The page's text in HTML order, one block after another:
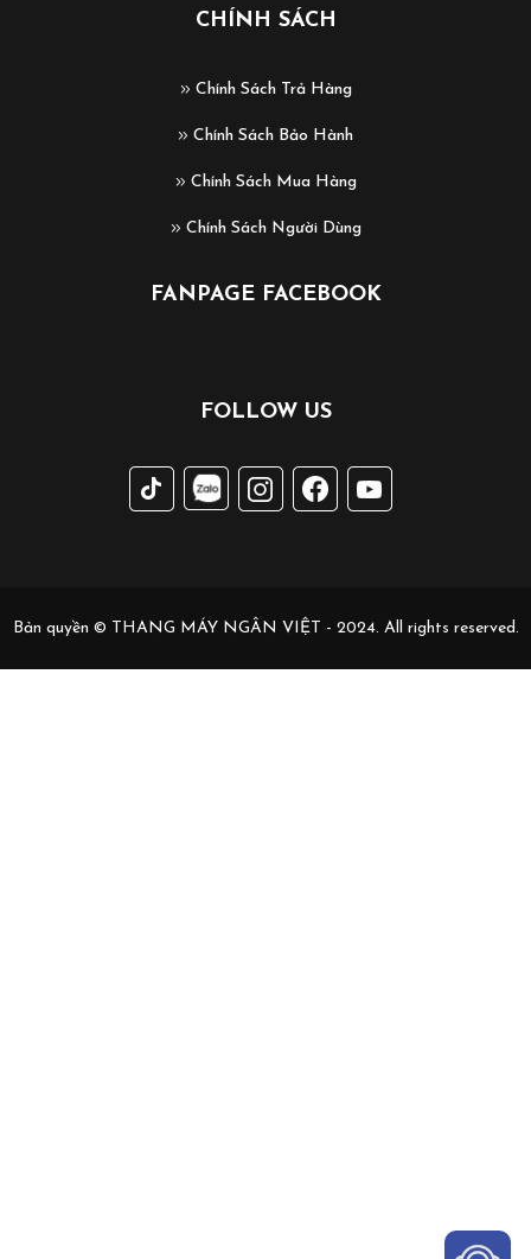
CHÍNH SÁCH
Chính Sách Trả Hàng
Chính Sách Bảo Hành
Chính Sách Mua Hàng
Chính Sách Người Dùng
FANPAGE FACEBOOK
FOLLOW US
Bản quyền © THANG MÁY NGÂN VIỆT - 2024. All rights reserved.